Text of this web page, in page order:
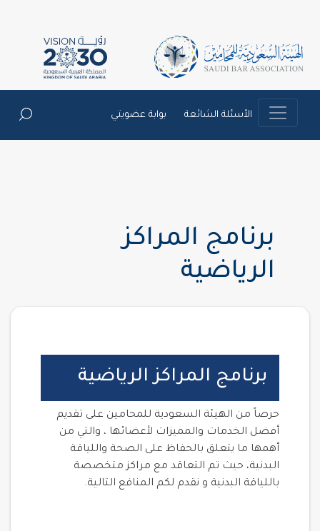
الأسئلة الشائعة بوابة عضويتي
برنامج المراكز
الرياضية
برنامج المراكز الرياضية
حرصاً من الهيئة السعودية للمحامين على تقديم
أفضل الخدمات والمميزات لأعضائها ، والتي من
أهمها ما يتعلق بالحفاظ على الصحة واللياقة
البدنية، حيث تم التعاقد مع مراكز متخصصة
باللياقة البدنية و نقدم لكم المنافع التالية.